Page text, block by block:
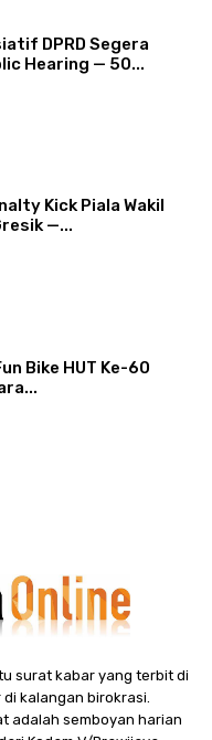
DPRD Segera
Hearing — 50...
Kick Piala Wakil
—...
Bike HUT Ke-60
surat kabar yang terbit di
kalangan birokrasi.
adalah semboyan harian